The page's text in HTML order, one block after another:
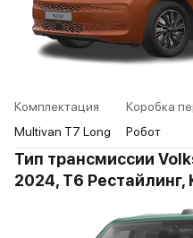
Комплектация Коробка
Multivan T7 Long
Робот
Тип трансмиссии
2024, T6